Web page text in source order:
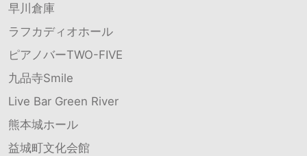
早川倉庫
ラフカディオホール
ピアノバーTWO-FIVE
九品寺Smile
Live Bar Green River
熊本城ホール
益城町文化会館